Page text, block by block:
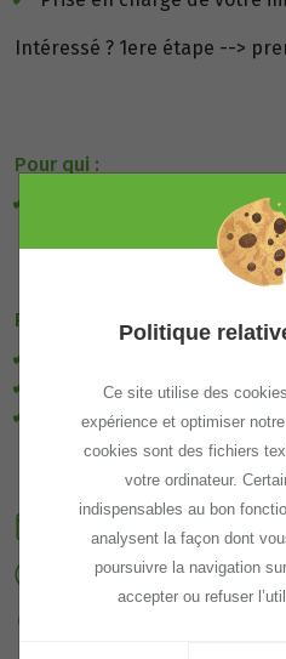
Intéressé ? 1ere étape -->
Pour qui :
En priorité, les porteurs
Prérequis :
Vous habitez Annemasse-
Vous êtes en situation de
Chômage de plus de 2 ans,
Horaire : 09h00 - 16h30
Politique
Ce site utilise des
expérience et optimiser
cookies sont des fichiers
votre ordinateur.
indispensables au bon
analysent la façon dont
poursuivre la navigation
accepter ou refuser